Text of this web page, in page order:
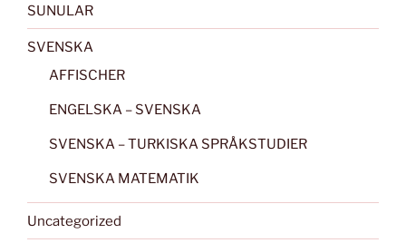
SUNULAR
SVENSKA
AFFISCHER
ENGELSKA – SVENSKA
SVENSKA – TURKISKA SPRÅKSTUDIER
SVENSKA MATEMATIK
Uncategorized